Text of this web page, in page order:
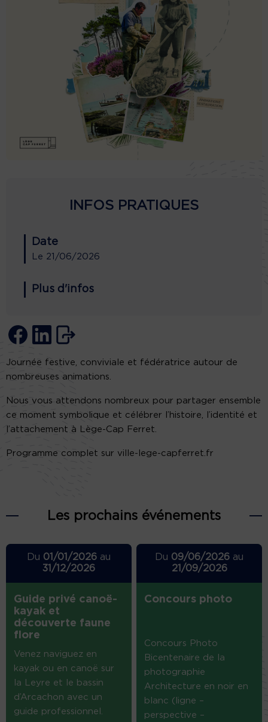
INFOS PRATIQUES
Date
Le 21/06/2026
Plus d'infos
Journée festive, conviviale et fédératrice autour de
nombreuses animations.
Nous vous attendons nombreux pour partager ensemble
ce moment symbolique et célébrer l’histoire, l’identité et
l’attachement à Lège-Cap Ferret.
Programme complet sur ville-lege-capferret.fr
Les prochains événements
Du 01/01/2026au
31/12/2026
Guide privé canoë-
kayak et
découverte faune
flore
Venez naviguez en
kayak ou en canoë sur
la Leyre et le bassin
d’Arcachon avec un
guide professionnel.
Du 09/06/2026 au
21/09/2026
Concours photo
Concours Photo
Bicentenaire de la
photographie
Architecture en noir en
blanc (ligne –
perspective –